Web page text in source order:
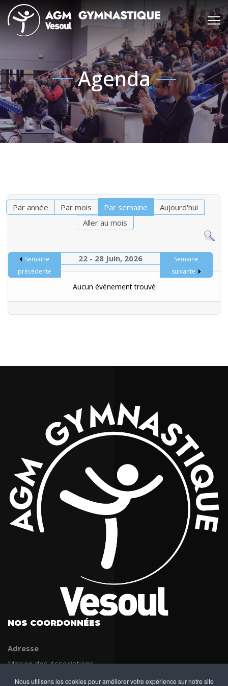
Nous utilisons les cookies pour améliorer votre expérience sur notre site
Agenda
Par année Par mois Par semaine
Aujourd'hui
Aller au mois
Semaine
précédente
22 - 28 Juin, 2026
Semaine
suivante
Aucun évènement trouvé
NOS COORDONNÉES
Adresse
Maison des Associations
53 rue Jean Jaurès